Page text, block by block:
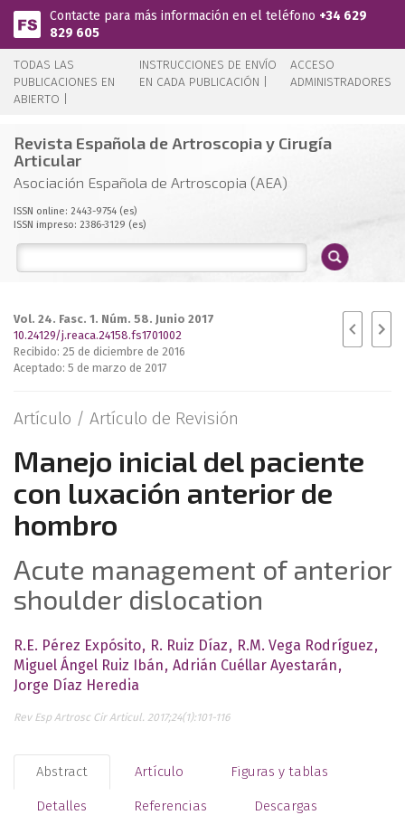
Pasar al contenido principal
Contacte para más información en el teléfono +34 629
829 605
TODAS LAS
PUBLICACIONES EN
ABIERTO |
INSTRUCCIONES DE ENVÍO
EN CADA PUBLICACIÓN |
ACCESO
ADMINISTRADORES
Revista Española de Artroscopia y Cirugía
Articular
Asociación Española de Artroscopia (AEA)
ISSN online: 2443-9754 (es)
ISSN impreso: 2386-3129 (es)
Vol. 24. Fasc. 1. Núm. 58. Junio 2017
10.24129/j.reaca.24158.fs1701002
Recibido: 25 de diciembre de 2016
Aceptado: 5 de marzo de 2017
Artículo / Artículo de Revisión
Manejo inicial del paciente
con luxación anterior de
hombro
Acute management of anterior
shoulder dislocation
R.E. Pérez Expósito R. Ruiz Díaz
R.M. Vega Rodríguez
Miguel Ángel Ruiz Ibán Adrián Cuéllar Ayestarán
Jorge Díaz Heredia
Rev Esp Artrosc Cir Articul. 2017;24(1):101-116
Abstract Artículo Figuras y tablas
Detalles Referencias Descargas